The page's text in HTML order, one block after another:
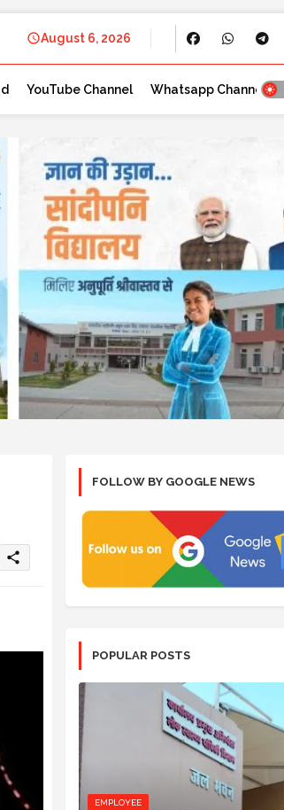
August 6, 2026
YouTube Channel Whatsapp Channel
share
FOLLOW BY GOOGLE NEWS
POPULAR POSTS
EMPLOYEE